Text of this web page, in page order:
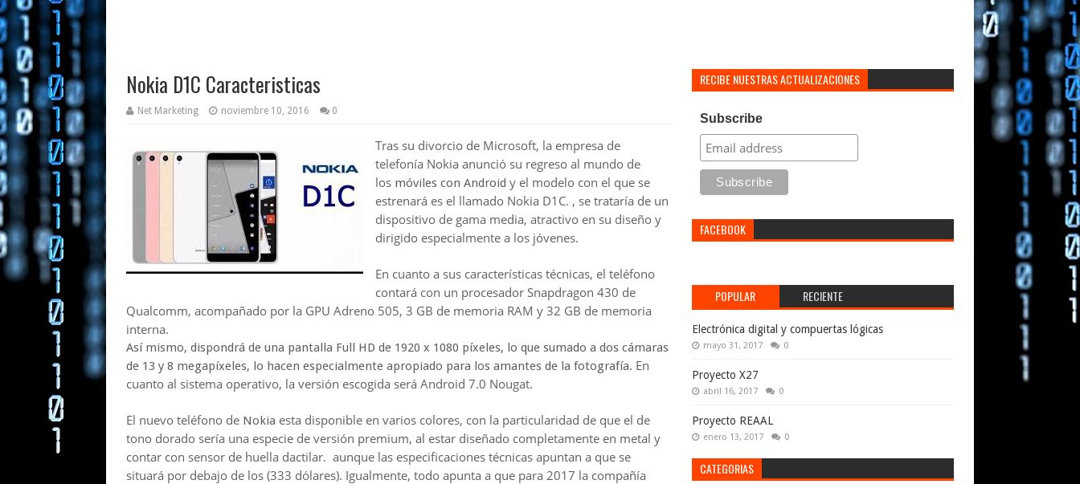
Nokia D1C Caracteristicas
Net Marketing noviembre 10, 2016 0
Tras su divorcio de Microsoft, la empresa de
telefonía Nokia anunció su regreso al mundo de
los móviles con Android y el modelo con el que se
estrenará es el llamado Nokia D1C. , se trataría de un
dispositivo de gama media, atractivo en su diseño y
dirigido especialmente a los jóvenes.
En cuanto a sus características técnicas, el teléfono
contará con un procesador Snapdragon 430 de
Qualcomm, acompañado por la GPU Adreno 505, 3 GB de memoria RAM y 32 GB de memoria
interna.
Así mismo, dispondrá de una pantalla Full HD de 1920 x 1080 píxeles, lo que sumado a dos cámaras
de 13 y 8 megapíxeles, lo hacen especialmente apropiado para los amantes de la fotografía. En
cuanto al sistema operativo, la versión escogida será Android 7.0 Nougat.
El nuevo teléfono de Nokia esta disponible en varios colores, con la particularidad de que el de
tono dorado sería una especie de versión premium, al estar diseñado completamente en metal y
contar con sensor de huella dactilar. aunque las especificaciones técnicas apuntan a que se
situará por debajo de los (333 dólares). Igualmente, todo apunta a que para 2017 la compañía
RECIBE NUESTRAS ACTUALIZACIONES
Subscribe
FACEBOOK
POPULAR RECIENTE
Electrónica digital y compuertas lógicas
mayo 31, 2017 0
Proyecto X27
abril 16, 2017 0
Proyecto REAAL
enero 13, 2017 0
CATEGORIAS